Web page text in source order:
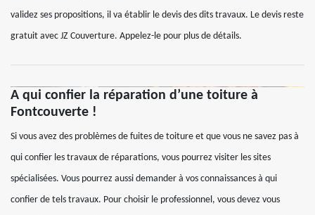
validez ses propositions, il va établir le devis des dits travaux. Le devis reste
gratuit avec JZ Couverture. Appelez-le pour plus de détails.
A qui confier la réparation d’une toiture à
Fontcouverte !
Si vous avez des problèmes de fuites de toiture et que vous ne savez pas à
qui confier les travaux de réparations, vous pourrez visiter les sites
spécialisées. Vous pourrez aussi demander à vos connaissances à qui
confier de tels travaux. Pour choisir le professionnel, vous devez vous